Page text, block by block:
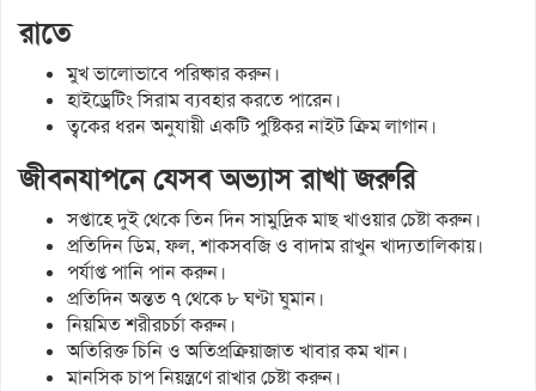
রাতে
মুখ ভালোভাবে পরিষ্কার করুন।
হাইড্রেটিং সিরাম ব্যবহার করতে পারেন।
ত্বকের ধরন অনুযায়ী একটি পুষ্টিকর নাইট ক্রিম লাগান।
জীবনযাপনে যেসব অভ্যাস রাখা জরুরি
সপ্তাহে দুই থেকে তিন দিন সামুদ্রিক মাছ খাওয়ার চেষ্টা করুন।
প্রতিদিন ডিম, ফল, শাকসবজি ও বাদাম রাখুন খাদ্যতালিকায়।
পর্যাপ্ত পানি পান করুন।
প্রতিদিন অন্তত ৭ থেকে ৮ ঘণ্টা ঘুমান।
নিয়মিত শরীরচর্চা করুন।
অতিরিক্ত চিনি ও অতিপ্রক্রিয়াজাত খাবার কম খান।
মানসিক চাপ নিয়ন্ত্রণে রাখার চেষ্টা করুন।